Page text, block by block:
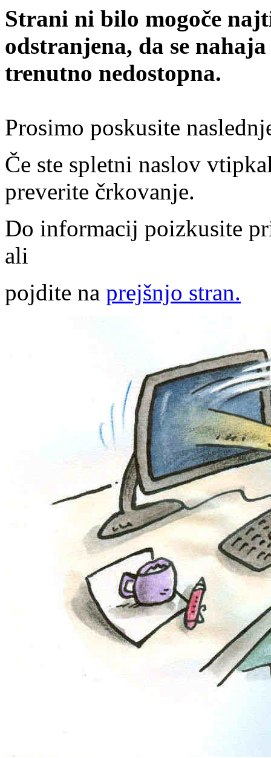
Strani ni bilo mogoče
odstranjena, da se
trenutno nedostopna.
Prosimo poskusite
Če ste spletni naslov
preverite črkovanje.
Do informacij poizkusite
ali
pojdite na prejšnjo stran.